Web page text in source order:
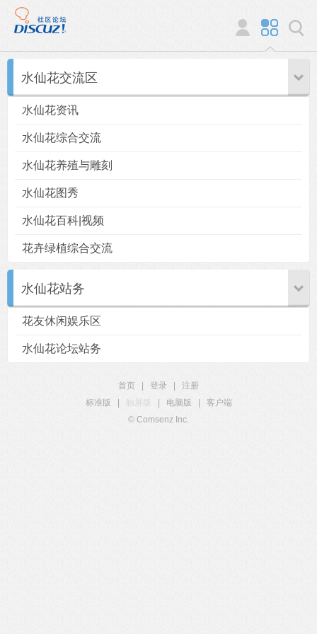
水仙花交流区
水仙花资讯
水仙花综合交流
水仙花养殖与雕刻
水仙花图秀
水仙花百科|视频
花卉绿植综合交流
水仙花站务
花友休闲娱乐区
水仙花论坛站务
首页 登录
注册
标准版
触屏版 电脑版
客户端
© Comsenz Inc.